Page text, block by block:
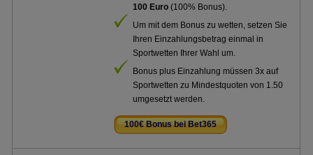
100 Euro (100% Bonus).
Um mit dem Bonus zu wetten, setzen Sie
Ihren Einzahlungsbetrag einmal in
Sportwetten Ihrer Wahl um.
Bonus plus Einzahlung müssen 3x auf
Sportwetten zu Mindestquoten von 1.50
umgesetzt werden.
100€ Bonus bei Bet365